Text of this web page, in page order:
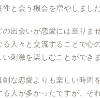
性と会う機会を増やしました
の出会いが恋愛には至りま
る人々と交流することで心
い刺激を楽しむことができ
剣な恋愛よりも楽しい時間
る人が多かったですが、そ